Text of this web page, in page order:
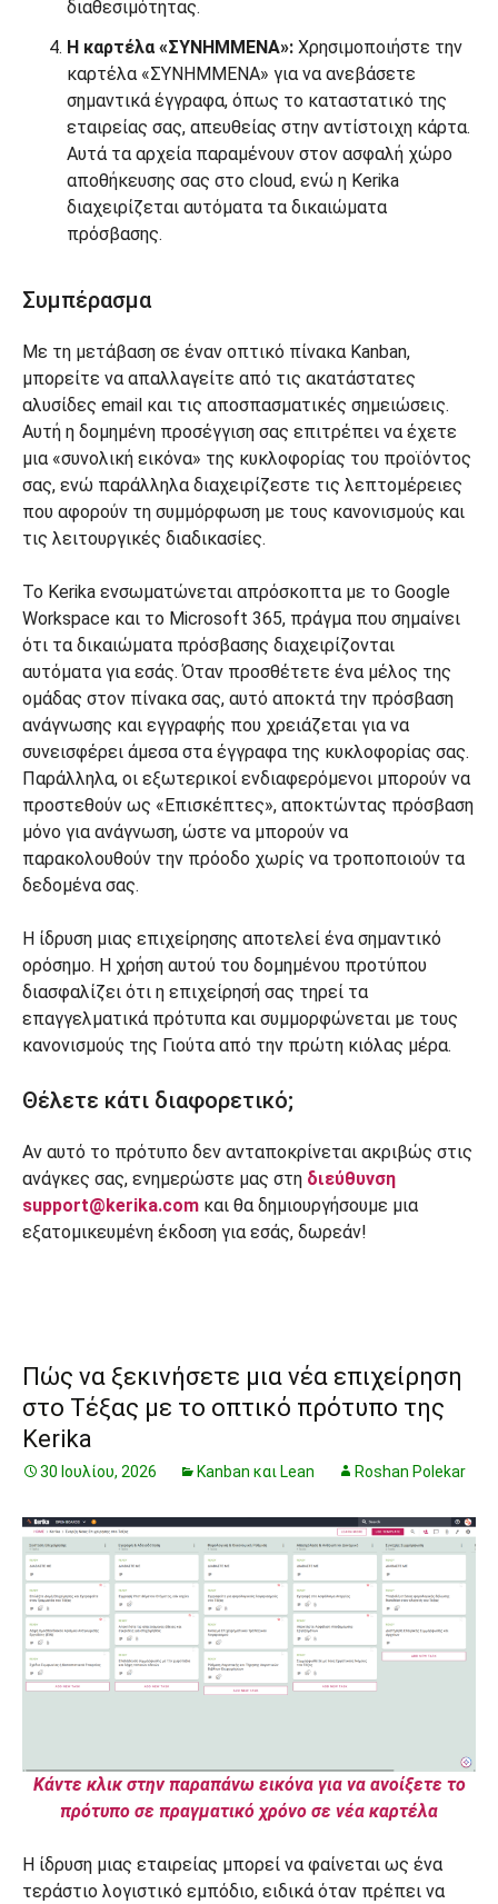
διαθεσιμότητας.
Η καρτέλα «ΣΥΝΗΜΜΕΝΑ»: Χρησιμοποιήστε την
καρτέλα «ΣΥΝΗΜΜΕΝΑ» για να ανεβάσετε
σημαντικά έγγραφα, όπως το καταστατικό της
εταιρείας σας, απευθείας στην αντίστοιχη κάρτα.
Αυτά τα αρχεία παραμένουν στον ασφαλή χώρο
αποθήκευσης σας στο cloud, ενώ η Kerika
διαχειρίζεται αυτόματα τα δικαιώματα
πρόσβασης.
Συμπέρασμα
Με τη μετάβαση σε έναν οπτικό πίνακα Kanban,
μπορείτε να απαλλαγείτε από τις ακατάστατες
αλυσίδες email και τις αποσπασματικές σημειώσεις.
Αυτή η δομημένη προσέγγιση σας επιτρέπει να έχετε
μια «συνολική εικόνα» της κυκλοφορίας του προϊόντος
σας, ενώ παράλληλα διαχειρίζεστε τις λεπτομέρειες
που αφορούν τη συμμόρφωση με τους κανονισμούς και
τις λειτουργικές διαδικασίες.
Το Kerika ενσωματώνεται απρόσκοπτα με το Google
Workspace και το Microsoft 365, πράγμα που σημαίνει
ότι τα δικαιώματα πρόσβασης διαχειρίζονται
αυτόματα για εσάς. Όταν προσθέτετε ένα μέλος της
ομάδας στον πίνακα σας, αυτό αποκτά την πρόσβαση
ανάγνωσης και εγγραφής που χρειάζεται για να
συνεισφέρει άμεσα στα έγγραφα της κυκλοφορίας σας.
Παράλληλα, οι εξωτερικοί ενδιαφερόμενοι μπορούν να
προστεθούν ως «Επισκέπτες», αποκτώντας πρόσβαση
μόνο για ανάγνωση, ώστε να μπορούν να
παρακολουθούν την πρόοδο χωρίς να τροποποιούν τα
δεδομένα σας.
Η ίδρυση μιας επιχείρησης αποτελεί ένα σημαντικό
ορόσημο. Η χρήση αυτού του δομημένου προτύπου
διασφαλίζει ότι η επιχείρησή σας τηρεί τα
επαγγελματικά πρότυπα και συμμορφώνεται με τους
κανονισμούς της Γιούτα από την πρώτη κιόλας μέρα.
Θέλετε κάτι διαφορετικό;
Αν αυτό το πρότυπο δεν ανταποκρίνεται ακριβώς στις
ανάγκες σας, ενημερώστε μας στη διεύθυνση
support@kerika.com και θα δημιουργήσουμε μια
εξατομικευμένη έκδοση για εσάς, δωρεάν!
Πώς να ξεκινήσετε μια νέα επιχείρηση
στο Τέξας με το οπτικό πρότυπο της
Kerika
30 Ιουλίου, 2026 Kanban και Lean Roshan Polekar
Κάντε κλικ στην παραπάνω εικόνα για να ανοίξετε το
πρότυπο σε πραγματικό χρόνο σε νέα καρτέλα
Η ίδρυση μιας εταιρείας μπορεί να φαίνεται ως ένα
τεράστιο λογιστικό εμπόδιο, ειδικά όταν πρέπει να